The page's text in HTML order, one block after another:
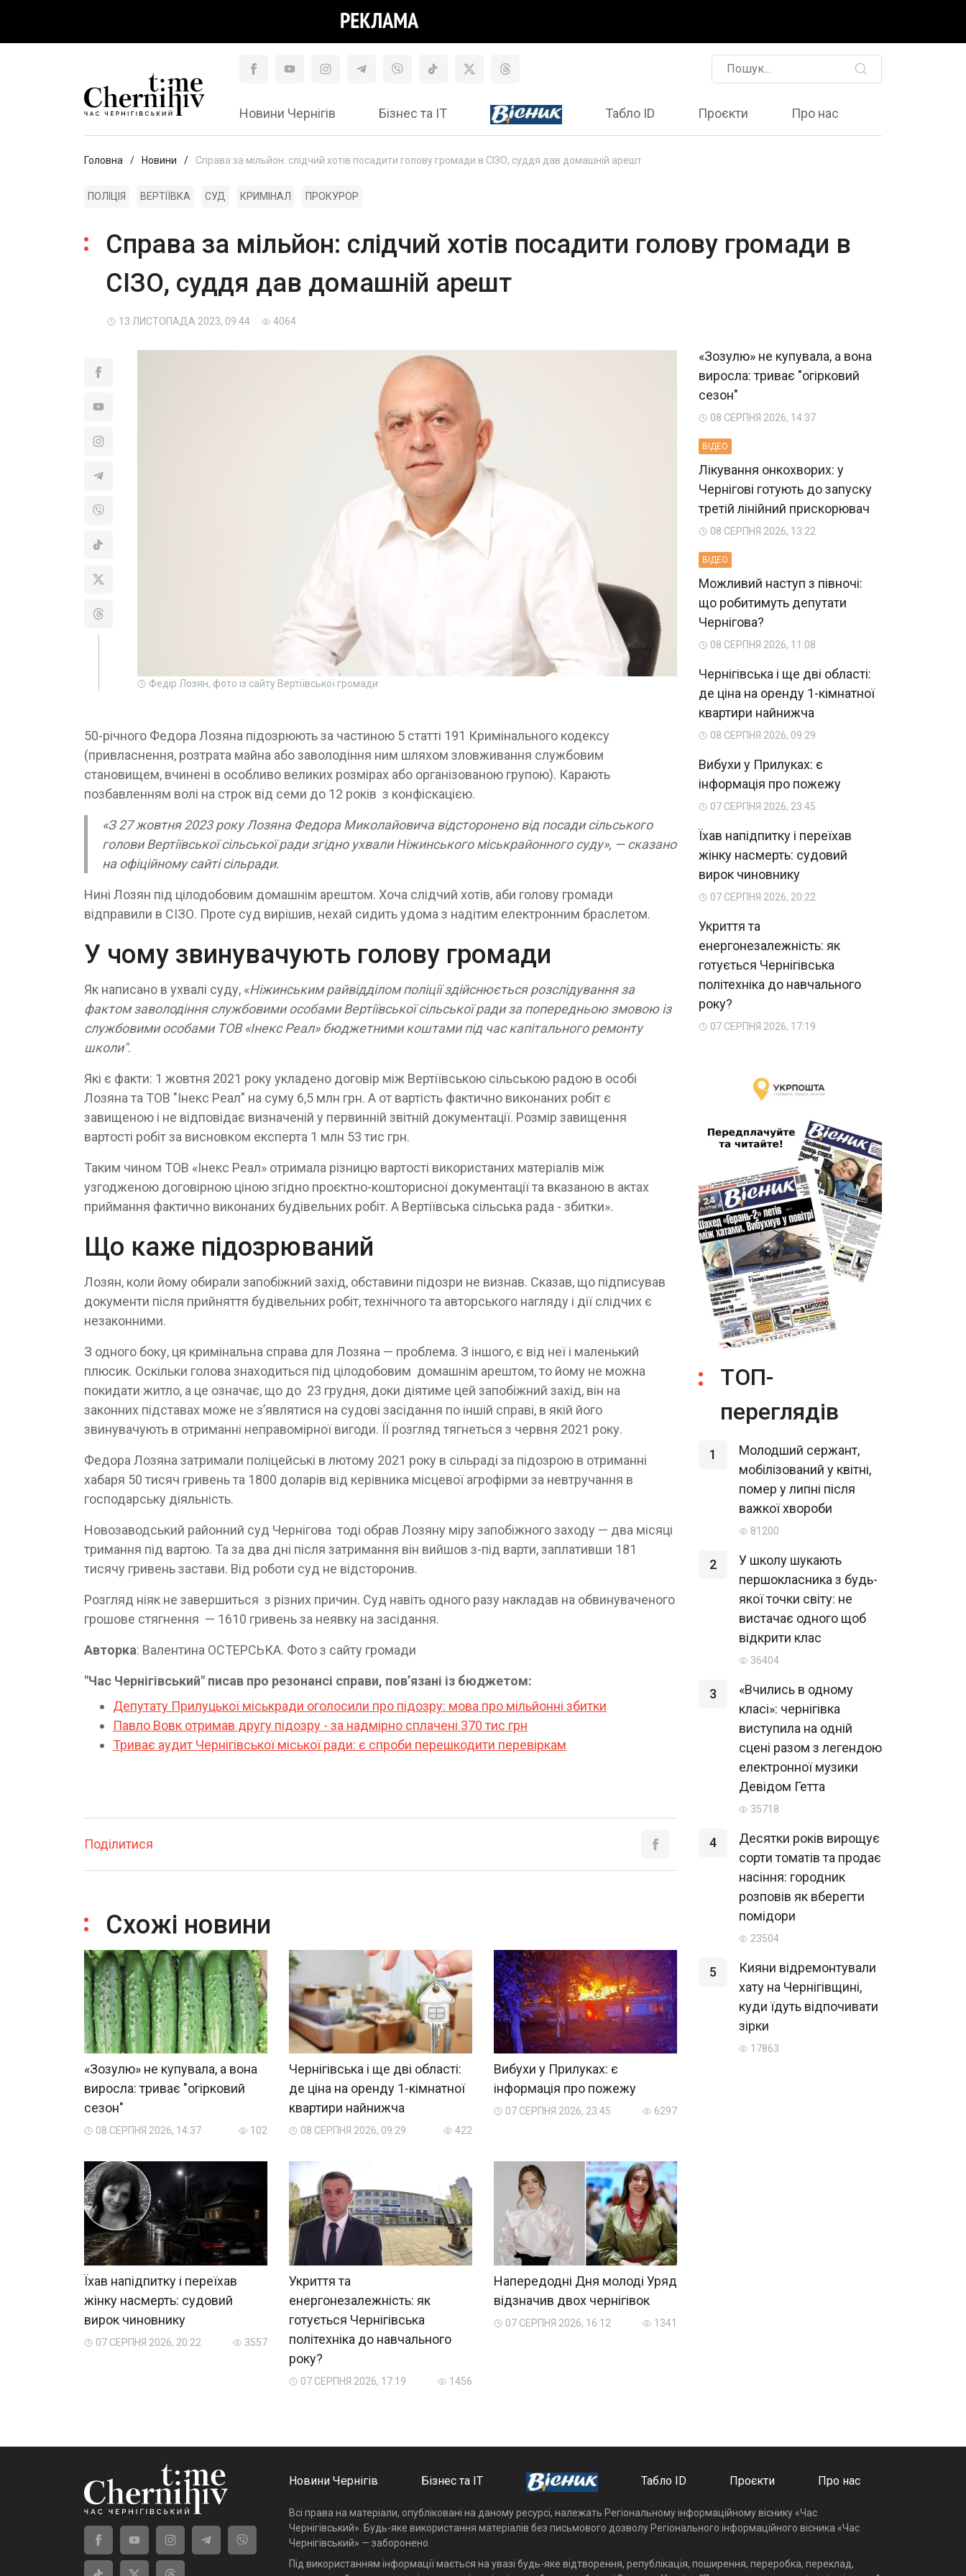
Новини Чернігів Бізнес та ІТ Табло ID Проєкти Про нас
Головна Новини Справа за мільйон: слідчий хотів посадити голову громади в СІЗО, суддя дав домашній арешт
ПОЛІЦІЯ ВЕРТІЇВКА СУД КРИМІНАЛ ПРОКУРОР
Справа за мільйон: слідчий хотів посадити голову громади в
СІЗО, суддя дав домашній арешт
13 ЛИСТОПАДА 2023, 09:44 4064
Федір Лозян, фото із сайту Вертіївської громади
50-річного Федора Лозяна підозрюють за частиною 5 статті 191 Кримінального кодексу
(привласнення, розтрата майна або заволодіння ним шляхом зловживання службовим
становищем, вчинені в особливо великих розмірах або організованою групою). Карають
позбавленням волі на строк від семи до 12 років з конфіскацією.
«З 27 жовтня 2023 року Лозяна Федора Миколайовича відсторонено від посади сільського
голови Вертіївської сільської ради згідно ухвали Ніжинського міськрайонного суду», — сказано
на офіційному сайті сільради.
Нині Лозян під цілодобовим домашнім арештом. Хоча слідчий хотів, аби голову громади
відправили в СІЗО. Проте суд вирішив, нехай сидить удома з надітим електронним браслетом.
У чому звинувачують голову громади
Як написано в ухвалі суду, «Ніжинським райвідділом поліції здійснюється розслідування за
фактом заволодіння службовими особами Вертіївської сільської ради за попередньою змовою із
службовими особами ТОВ «Інекс Реал» бюджетними коштами під час капітального ремонту
школи".
Які є факти: 1 жовтня 2021 року укладено договір між Вертіївською сільською радою в особі
Лозяна та ТОВ "Інекс Реал" на суму 6,5 млн грн. А от вартість фактично виконаних робіт є
завищеною і не відповідає визначеній у первинній звітній документації. Розмір завищення
вартості робіт за висновком експерта 1 млн 53 тис грн.
Таким чином ТОВ «Інекс Реал» отримала різницю вартості використаних матеріалів між
узгодженою договірною ціною згідно проєктно-кошторисної документації та вказаною в актах
приймання фактично виконаних будівельних робіт. А Вертіївська сільська рада - збитки».
Що каже підозрюваний
Лозян, коли йому обирали запобіжний захід, обставини підозри не визнав. Сказав, що підписував
документи після прийняття будівельних робіт, технічного та авторського нагляду і дії слідчих є
незаконними.
З одного боку, ця кримінальна справа для Лозяна — проблема. З іншого, є від неї і маленький
плюсик. Оскільки голова знаходиться під цілодобовим домашнім арештом, то йому не можна
покидати житло, а це означає, що до 23 грудня, доки діятиме цей запобіжний захід, він на
законних підставах може не з’являтися на судові засідання по іншій справі, в якій його
звинувачують в отриманні неправомірної вигоди. ЇЇ розгляд тягнеться з червня 2021 року.
Федора Лозяна затримали поліцейські в лютому 2021 року в сільраді за підозрою в отриманні
хабаря 50 тисяч гривень та 1800 доларів від керівника місцевої агрофірми за невтручання в
господарську діяльність.
Новозаводський районний суд Чернігова тоді обрав Лозяну міру запобіжного заходу — два місяці
тримання під вартою. Та за два дні після затримання він вийшов з-під варти, заплативши 181
тисячу гривень застави. Від роботи суд не відсторонив.
Розгляд ніяк не завершиться з різних причин. Суд навіть одного разу накладав на обвинуваченого
грошове стягнення — 1610 гривень за неявку на засідання.
Авторка: Валентина ОСТЕРСЬКА. Фото з сайту громади
"Час Чернігівський" писав про резонансі справи, повʼязані із бюджетом:
Депутату Прилуцької міськради оголосили про підозру: мова про мільйонні збитки
Павло Вовк отримав другу підозру - за надмірно сплачені 370 тис грн
Триває аудит Чернігівської міської ради: є спроби перешкодити перевіркам
Поділитися
Схожі новини
«Зозулю» не купувала, а вона
виросла: триває "огірковий
сезон"
08 СЕРПНЯ 2026, 14:37 102
Чернігівська і ще дві області:
де ціна на оренду 1-кімнатної
квартири найнижча
08 СЕРПНЯ 2026, 09:29 422
Вибухи у Прилуках: є
інформація про пожежу
07 СЕРПНЯ 2026, 23:45 6297
Їхав напідпитку і переїхав
жінку насмерть: судовий
вирок чиновнику
07 СЕРПНЯ 2026, 20:22 3557
Укриття та
енергонезалежність: як
готується Чернігівська
політехніка до навчального
року?
07 СЕРПНЯ 2026, 17:19 1456
Напередодні Дня молоді Уряд
відзначив двох чернігівок
07 СЕРПНЯ 2026, 16:12 1341
«Зозулю» не купувала, а вона
виросла: триває "огірковий
сезон"
08 СЕРПНЯ 2026, 14:37
ВIДЕО
Лікування онкохворих: у
Чернігові готують до запуску
третій лінійний прискорювач
08 СЕРПНЯ 2026, 13:22
ВIДЕО
Можливий наступ з півночі:
що робитимуть депутати
Чернігова?
08 СЕРПНЯ 2026, 11:08
Чернігівська і ще дві області:
де ціна на оренду 1-кімнатної
квартири найнижча
08 СЕРПНЯ 2026, 09:29
Вибухи у Прилуках: є
інформація про пожежу
07 СЕРПНЯ 2026, 23:45
Їхав напідпитку і переїхав
жінку насмерть: судовий
вирок чиновнику
07 СЕРПНЯ 2026, 20:22
Укриття та
енергонезалежність: як
готується Чернігівська
політехніка до навчального
року?
07 СЕРПНЯ 2026, 17:19
ТОП-
переглядів
1
Молодший сержант,
мобілізований у квітні,
помер у липні після
важкої хвороби
81200
2
У школу шукають
першокласника з будь-
якої точки світу: не
вистачає одного щоб
відкрити клас
36404
3
«Вчились в одному
класі»: чернігівка
виступила на одній
сцені разом з легендою
електронної музики
Девідом Гетта
35718
4
Десятки років вирощує
сорти томатів та продає
насіння: городник
розповів як вберегти
помідори
23504
5
Кияни відремонтували
хату на Чернігівщині,
куди їдуть відпочивати
зірки
17863
Новини Чернігів Бізнес та ІТ Табло ID Проєкти Про нас
Всі права на матеріали, опубліковані на даному ресурсі, належать Регіональному інформаційному віснику «Час
Чернігівський». Будь-яке використання матеріалів без письмового дозволу Регіонального інформаційного вісника «Час
Чернігівський» — заборонено.
Під використанням інформації мається на увазі будь-яке відтворення, републікація, поширення, переробка, переклад,